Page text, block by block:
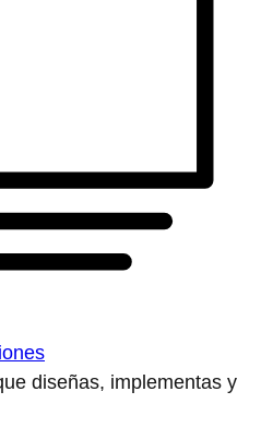
diseñas, implementas y